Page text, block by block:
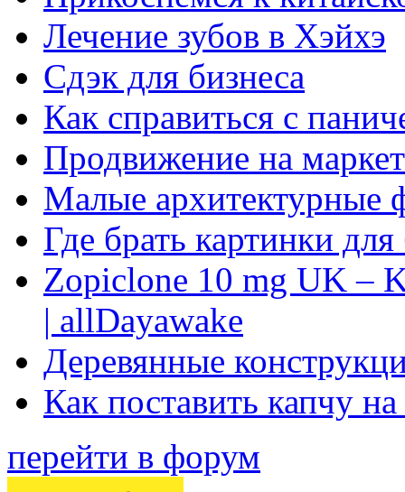
Лечение зубов в Хэйхэ
Сдэк для бизнеса
Как справиться с
Продвижение на
Малые архитектурные
Где брать картинки
Zopiclone 10 mg UK –
| allDayawake
Деревянные
Как поставить капчу
перейти в форум